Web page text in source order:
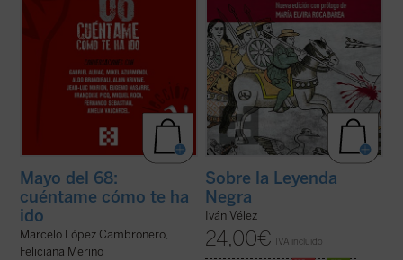
Mayo del 68:
cuéntame cómo te ha
ido
Marcelo López Cambronero,
Feliciana Merino
Sobre la Leyenda
Negra
Iván Vélez
24,00€ IVA incluido